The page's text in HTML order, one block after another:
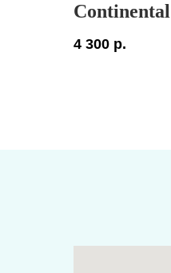
Continental
4 300 р.